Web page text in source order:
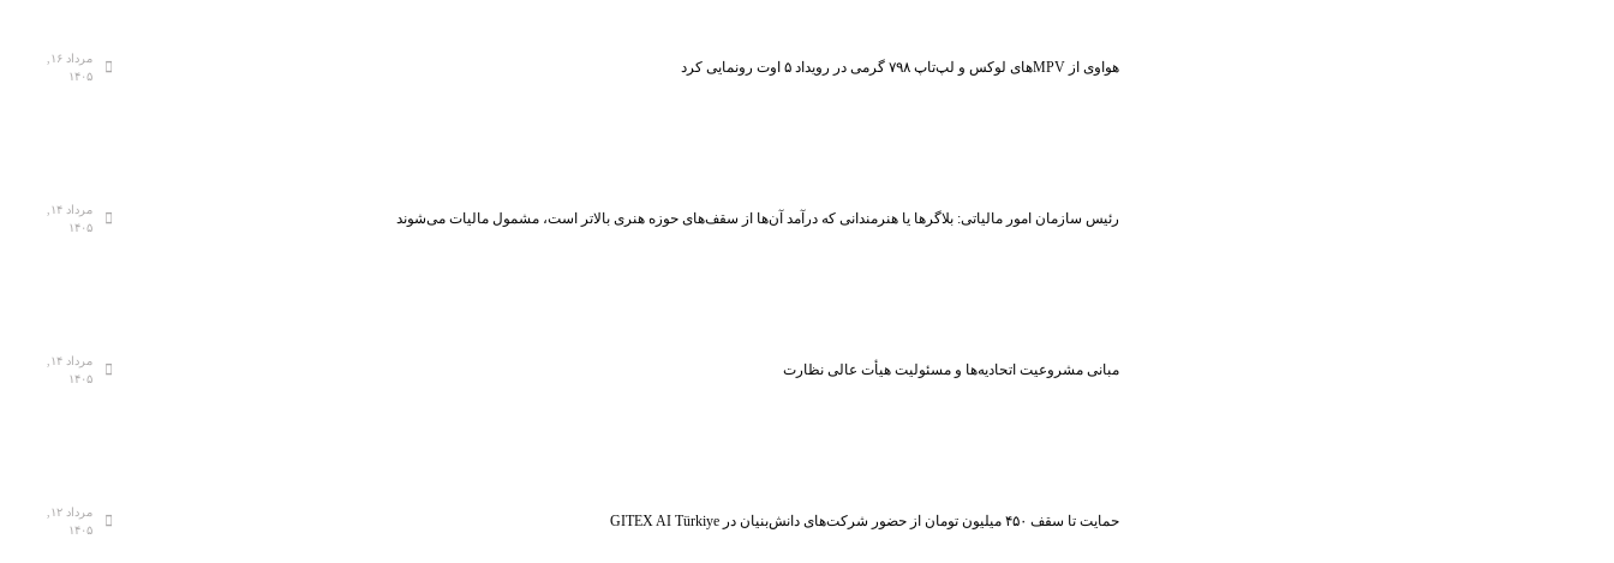
هواوی از MPVهای لوکس و لپ‌تاپ ۷۹۸ گرمی در رویداد ۵ اوت رونمایی کرد
مرداد ۱۶,
۱۴۰۵
رئیس سازمان امور مالیاتی: بلاگر‌ها یا هنرمندانی که درآمد آن‌ها از سقف‌های حوزه هنری بالاتر است، مشمول مالیات می‌شوند
مرداد ۱۴,
۱۴۰۵
مبانی مشروعیت اتحادیه‌ها و مسئولیت هیأت عالی نظارت
مرداد ۱۴,
۱۴۰۵
حمایت تا سقف ۴۵۰ میلیون تومان از حضور شرکت‌های دانش‌بنیان در GITEX AI Türkiye
مرداد ۱۲,
۱۴۰۵